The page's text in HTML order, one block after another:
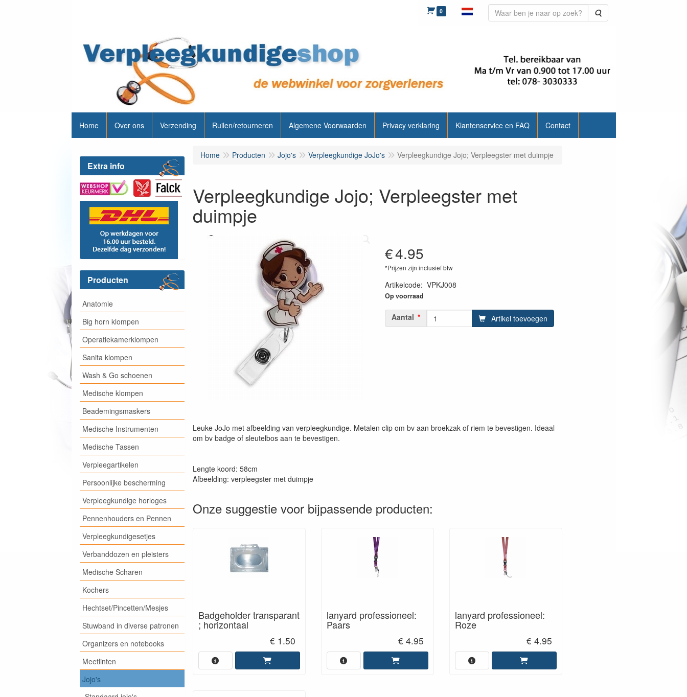
0 Zoeken
Home Over ons Verzending Ruilen/retourneren Algemene Voorwaarden Privacy verklaring Klantenservice en FAQ Contact
Extra info
Producten
Anatomie
Big horn klompen
Operatiekamerklompen
Sanita klompen
Wash & Go schoenen
Medische klompen
Beademingsmaskers
Medische Instrumenten
Medische Tassen
Verpleegartikelen
Persoonlijke bescherming
Verpleegkundige horloges
Pennenhouders en Pennen
Verpleegkundigesetjes
Verbanddozen en pleisters
Medische Scharen
Kochers
Hechtset/Pincetten/Mesjes
Stuwband in diverse patronen
Organizers en notebooks
Meetlinten
Jojo's
Home Producten Jojo's Verpleegkundige JoJo's Verpleegkundige Jojo; Verpleegster met duimpje
Verpleegkundige Jojo; Verpleegster met
duimpje
€4.95
*Prijzen zijn inclusief btw
Artikelcode: VPKJ008
Op voorraad
Aantal Artikel toevoegen
Leuke JoJo met afbeelding van verpleegkundige. Metalen clip om bv aan broekzak of riem te bevestigen. Ideaal
om bv badge of sleutelbos aan te bevestigen.
Lengte koord: 58cm
Afbeelding: verpleegster met duimpje
Onze suggestie voor bijpassende producten:
Badgeholder transparant
; horizontaal
€ 1.50
lanyard professioneel:
Paars
€ 4.95
lanyard professioneel:
Roze
€ 4.95